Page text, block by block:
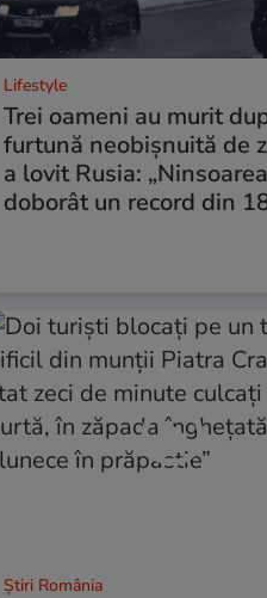
Lifestyle
Trei oameni au murit
furtună neobișnuită de
a lovit Rusia:
doborât un record din
Știri România